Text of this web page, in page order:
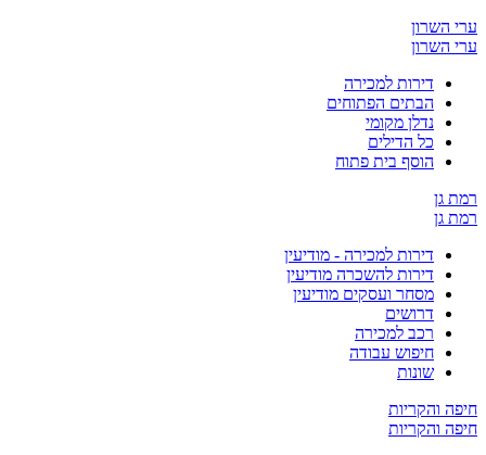
דירות למכירה
הבתים הפתוחים
נדלן מקומי
כל הדילים
הוסף בית פתוח
דירות למכירה - מודיעין
דירות להשכרה מודיעין
מסחר ועסקים מודיעין
דרושים
רכב למכירה
חיפוש עבודה
שונות